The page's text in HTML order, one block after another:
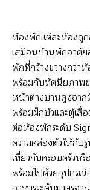
ห้องพักแต่ละห้องถูก
เสมือนบ้านพักอาศั
พักที่กว้างขวางกว่า
พร้อมกับทัศนียภาพ
หน้าต่างบานสูงจา
พร้อมฝักบัวและตู้เสื้
ต่อห้องพักระดับ
ความคล่องตัวให้กับ
เที่ยวกับครอบครัวห
พร้อมไปด้วยอุปกร